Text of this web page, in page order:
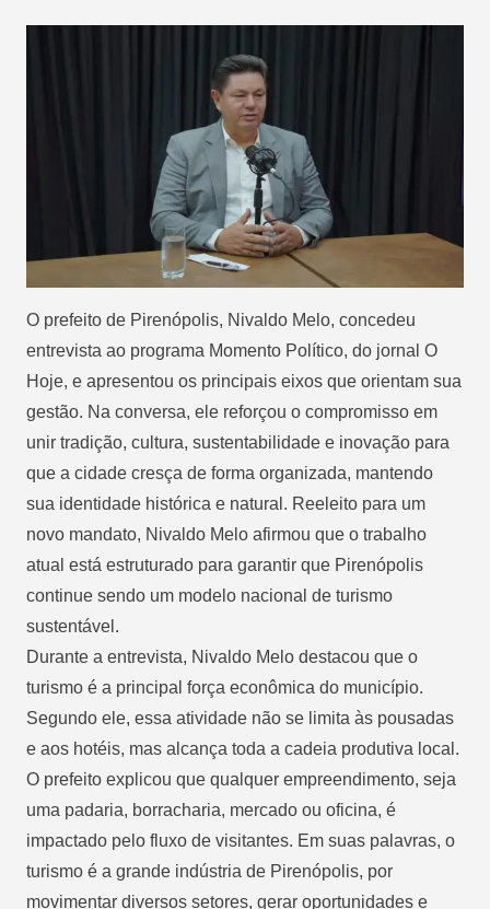
O prefeito de Pirenópolis, Nivaldo Melo, concedeu
entrevista ao programa Momento Político, do jornal O
Hoje, e apresentou os principais eixos que orientam sua
gestão. Na conversa, ele reforçou o compromisso em
unir tradição, cultura, sustentabilidade e inovação para
que a cidade cresça de forma organizada, mantendo
sua identidade histórica e natural. Reeleito para um
novo mandato, Nivaldo Melo afirmou que o trabalho
atual está estruturado para garantir que Pirenópolis
continue sendo um modelo nacional de turismo
sustentável.
Durante a entrevista, Nivaldo Melo destacou que o
turismo é a principal força econômica do município.
Segundo ele, essa atividade não se limita às pousadas
e aos hotéis, mas alcança toda a cadeia produtiva local.
O prefeito explicou que qualquer empreendimento, seja
uma padaria, borracharia, mercado ou oficina, é
impactado pelo fluxo de visitantes. Em suas palavras, o
turismo é a grande indústria de Pirenópolis, por
movimentar diversos setores, gerar oportunidades e